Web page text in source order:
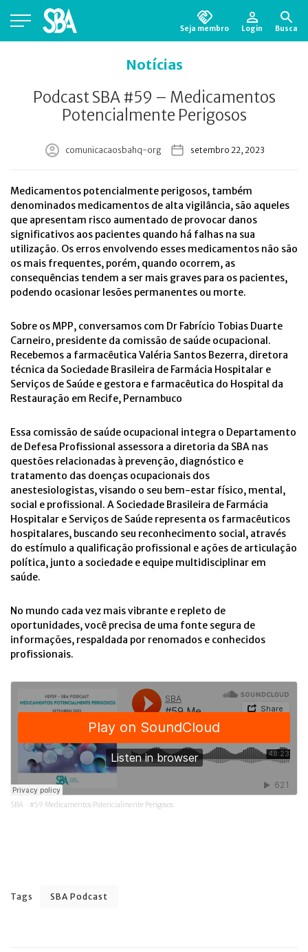
Seja membro Login Busca
Notícias
Podcast SBA #59 – Medicamentos
Potencialmente Perigosos
comunicacaosbahq-org setembro 22, 2023
Medicamentos potencialmente perigosos, também
denominados medicamentos de alta vigilância, são aqueles
que apresentam risco aumentado de provocar danos
significativos aos pacientes quando há falhas na sua
utilização. Os erros envolvendo esses medicamentos não são
os mais frequentes, porém, quando ocorrem, as
consequências tendem a ser mais graves para os pacientes,
podendo ocasionar lesões permanentes ou morte.
Sobre os MPP, conversamos com Dr Fabrício Tobias Duarte
Carneiro, presidente da comissão de saúde ocupacional.
Recebemos a farmacêutica Valéria Santos Bezerra, diretora
técnica da Sociedade Brasileira de Farmácia Hospitalar e
Serviços de Saúde e gestora e farmacêutica do Hospital da
Restauração em Recife, Pernambuco
Essa comissão de saúde ocupacional integra o Departamento
de Defesa Profissional assessora a diretoria da SBA nas
questões relacionadas à prevenção, diagnóstico e
tratamento das doenças ocupacionais dos
anestesiologistas, visando o seu bem-estar físico, mental,
social e profissional. A Sociedade Brasileira de Farmácia
Hospitalar e Serviços de Saúde representa os farmacêuticos
hospitalares, buscando seu reconhecimento social, através
do estímulo a qualificação profissional e ações de articulação
política, junto a sociedade e equipe multidisciplinar em
saúde.
No mundo cada vez mais vibrante e repleto de
oportunidades, você precisa de uma fonte segura de
informações, respaldada por renomados e conhecidos
profissionais.
SBA · #59 Medicamentos Potencialmente Perigosos
Tags SBA Podcast